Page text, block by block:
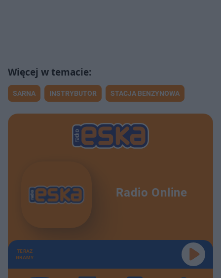
SARNA INSTRYBUTOR STACJA BENZYNOWA
Radio Online
TERAZ
GRAMY